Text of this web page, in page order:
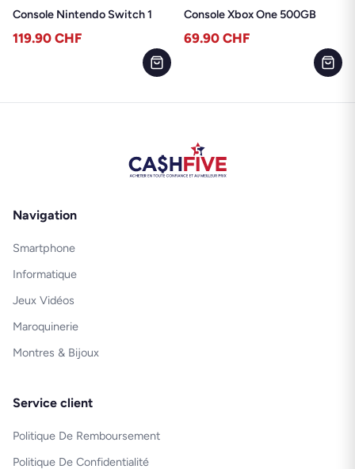
Console Nintendo Switch 1
119.90 CHF
Console Xbox One 500GB
69.90 CHF
Navigation
Smartphone
Informatique
Jeux Vidéos
Maroquinerie
Montres & Bijoux
Service client
Politique De Remboursement
Politique De Confidentialité